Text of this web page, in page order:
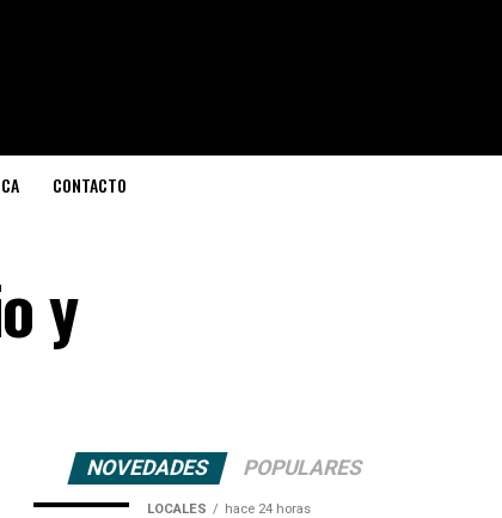
CONTACTO
y
NOVEDADES POPULARES
LOCALES hace 24 horas